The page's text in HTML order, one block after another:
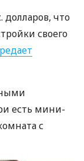
долларов, что
своего
есть мини-
с